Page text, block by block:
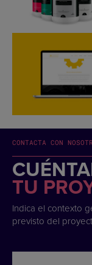
CONTACTA CON
TU
Indica el contexto
previsto del